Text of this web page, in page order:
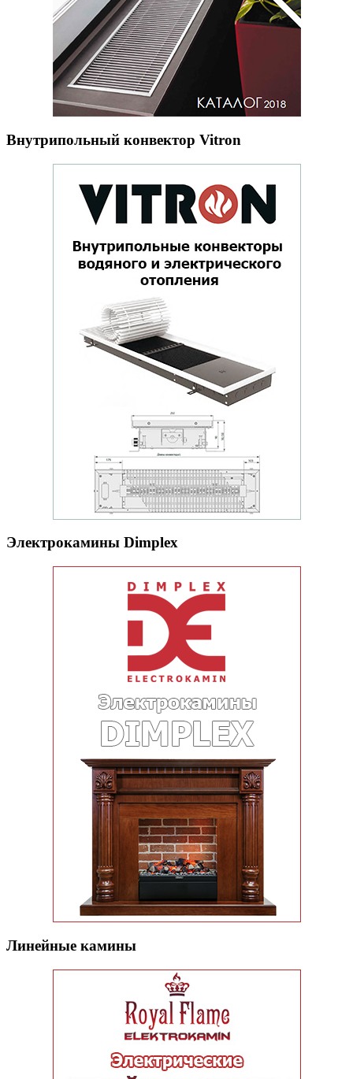
Внутрипольный конвектор Vitron
Электрокамины Dimplex
Линейные камины